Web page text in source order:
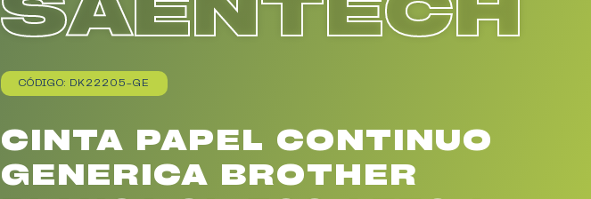
CÓDIGO: DK22205-GE
CINTA PAPEL CONTINUO
GENERICA BROTHER